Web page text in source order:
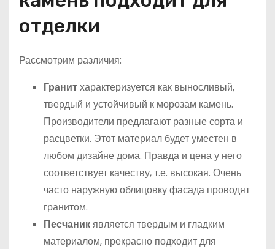
отделки
Рассмотрим различия:
Гранитхарактеризуется как выносливый,
твердый и устойчивый к морозам камень.
Производители предлагают разные сорта и
расцветки. Этот материал будет уместен в
любом дизайне дома. Правда и цена у него
соответствует качеству, т.е. высокая. Очень
часто наружную облицовку фасада проводят
гранитом.
Песчаникявляется твердым и гладким
материалом, прекрасно подходит для